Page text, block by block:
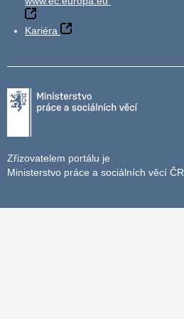
Kariéra
Zřizovatelem portálu je
Ministerstvo práce a sociálních věcí ČR